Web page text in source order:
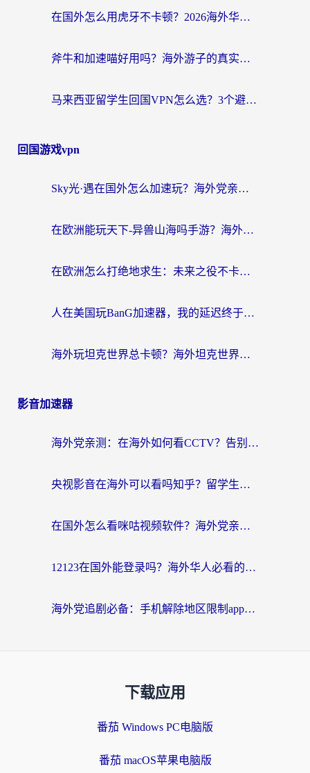
在国外怎么用虎牙不卡顿？2026海外华人亲测有效的回国加速器选择指南
斧牛和加速喵好用吗？海外游子的真实选择困境
马来西亚留学生回国VPN怎么选？3个避坑点+1款实测好用的加速器推荐
回国游戏vpn
Sky光·遇在国外怎么加速玩？海外党亲测有效的国服游戏加速指南
在欧洲能玩天下-异兽山海吗手游？海外玩家的加速器生存指南
在欧洲怎么打绝地求生：未来之役不卡？留学生亲测的加速器避坑指南
人在美国玩BanG加速器，我的延迟终于绿了
海外玩坦克世界总卡顿？海外坦克世界加速器有哪些？实测好用的选择在这里
影音加速器
海外党亲测：在海外如何看CCTV？告别“仅限大陆播放”的实用指南
央视影音在海外可以看吗知乎？留学生亲测：3步解决地域限制+追剧自由
在国外怎么看咪咕视频软件？海外党亲测有效的回国加速方案
12123在国外能登录吗？海外华人必看的回国加速实用指南
海外党追剧必备：手机解除地区限制app怎么选？解决央视视频&国内剧地区限制全指南
下载应用
番茄 Windows PC电脑版
番茄 macOS苹果电脑版